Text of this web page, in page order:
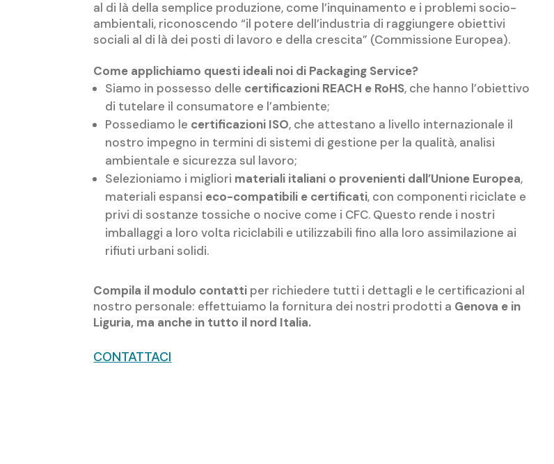
al di là della semplice produzione, come l’inquinamento e i problemi socio-
ambientali, riconoscendo “il potere dell’industria di raggiungere obiettivi
sociali al di là dei posti di lavoro e della crescita” (Commissione Europea).
Come applichiamo questi ideali noi di Packaging Service?
Siamo in possesso delle certificazioni REACH e RoHS, che hanno l’obiettivo
di tutelare il consumatore e l’ambiente;
Possediamo le certificazioni ISO, che attestano a livello internazionale il
nostro impegno in termini di sistemi di gestione per la qualità, analisi
ambientale e sicurezza sul lavoro;
Selezioniamo i migliori materiali italiani o provenienti dall’Unione Europea,
materiali espansi eco-compatibili e certificati, con componenti riciclate e
privi di sostanze tossiche o nocive come i CFC. Questo rende i nostri
imballaggi a loro volta riciclabili e utilizzabili fino alla loro assimilazione ai
rifiuti urbani solidi.
Compila il modulo contatti per richiedere tutti i dettagli e le certificazioni al
nostro personale: effettuiamo la fornitura dei nostri prodotti a Genova e in
Liguria, ma anche in tutto il nord Italia.
CONTATTACI